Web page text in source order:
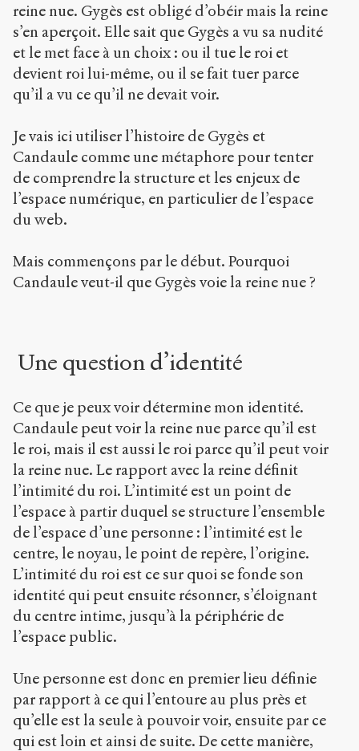
reine nue. Gygès est obligé d’obéir mais la reine
s’en aperçoit. Elle sait que Gygès a vu sa nudité
et le met face à un choix : ou il tue le roi et
devient roi lui-même, ou il se fait tuer parce
qu’il a vu ce qu’il ne devait voir.
Je vais ici utiliser l’histoire de Gygès et
Candaule comme une métaphore pour tenter
de comprendre la structure et les enjeux de
l’espace numérique, en particulier de l’espace
du web.
Mais commençons par le début. Pourquoi
Candaule veut-il que Gygès voie la reine nue ?
Une question d’identité
Ce que je peux voir détermine mon identité.
Candaule peut voir la reine nue parce qu’il est
le roi, mais il est aussi le roi parce qu’il peut voir
la reine nue. Le rapport avec la reine définit
l’intimité du roi. L’intimité est un point de
l’espace à partir duquel se structure l’ensemble
de l’espace d’une personne : l’intimité est le
centre, le noyau, le point de repère, l’origine.
L’intimité du roi est ce sur quoi se fonde son
identité qui peut ensuite résonner, s’éloignant
du centre intime, jusqu’à la périphérie de
l’espace public.
Une personne est donc en premier lieu définie
par rapport à ce qui l’entoure au plus près et
qu’elle est la seule à pouvoir voir, ensuite par ce
qui est loin et ainsi de suite. De cette manière,